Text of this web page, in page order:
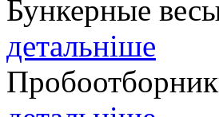
Бункерные
детальніше